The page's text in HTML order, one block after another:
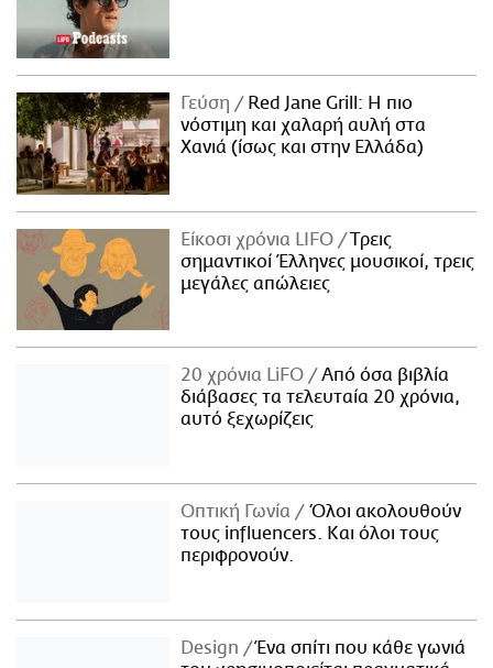
Γεύση
Red Jane Grill: Η πιο
νόστιμη και χαλαρή αυλή στα
Χανιά (ίσως και στην Ελλάδα)
Είκοσι χρόνια LIFO
Tρεις
σημαντικοί Έλληνες μουσικοί, τρεις
μεγάλες απώλειες
20 χρόνια LiFO
Από όσα βιβλία
διάβασες τα τελευταία 20 χρόνια,
αυτό ξεχωρίζεις
Οπτική Γωνία
Όλοι ακολουθούν
τους influencers. Και όλοι τους
περιφρονούν.
Design
Ένα σπίτι που κάθε γωνιά